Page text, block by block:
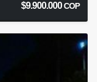
$9.900.000COP